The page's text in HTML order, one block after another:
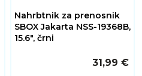
Nahrbtnik za prenosnik
SBOX Jakarta NSS-19368B,
15.6", črni
31,99 €